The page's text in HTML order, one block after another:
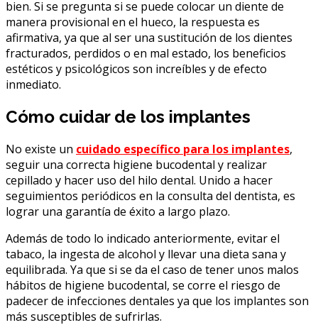
bien. Si se pregunta si se puede colocar un diente de
manera provisional en el hueco, la respuesta es
afirmativa, ya que al ser una sustitución de los dientes
fracturados, perdidos o en mal estado, los beneficios
estéticos y psicológicos son increíbles y de efecto
inmediato.
Cómo cuidar de los implantes
No existe un cuidado específico para los implantes,
seguir una correcta higiene bucodental y realizar
cepillado y hacer uso del hilo dental. Unido a hacer
seguimientos periódicos en la consulta del dentista, es
lograr una garantía de éxito a largo plazo.
Además de todo lo indicado anteriormente, evitar el
tabaco, la ingesta de alcohol y llevar una dieta sana y
equilibrada. Ya que si se da el caso de tener unos malos
hábitos de higiene bucodental, se corre el riesgo de
padecer de infecciones dentales ya que los implantes son
más susceptibles de sufrirlas.